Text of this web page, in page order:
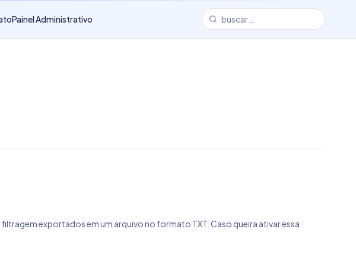
Painel Administrativo
exportados em um arquivo no formato TXT. Caso queira ativar essa